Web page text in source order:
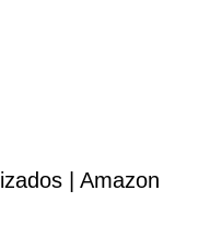
| Amazon